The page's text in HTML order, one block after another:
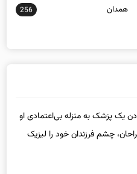
همدان 256
یک پزشک به منزله بی‌اعتمادی او
چشم فرزندان خود را لیزیک